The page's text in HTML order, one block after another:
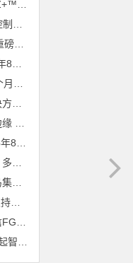
兆易创新GD32H77R机器人专用芯片重磅亮相，精准赋能伺服驱动与关节控制
6日
6日
恩智浦Trimension超宽带技术赋能宝马集团Digital Key Plus及生命体存在检测功能
Vishay TSOP15300系列红外接收器支持所有主流遥控代码